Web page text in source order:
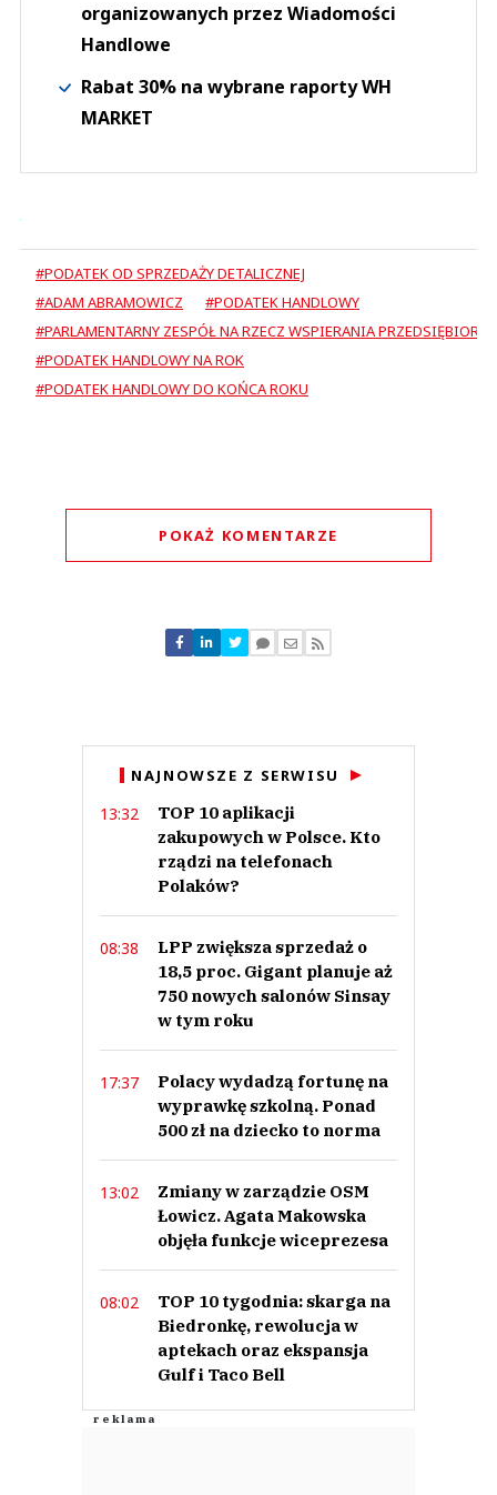
organizowanych przez Wiadomości
Handlowe
Rabat 30% na wybrane raporty WH
MARKET
#PODATEK OD SPRZEDAŻY DETALICZNEJ
#ADAM ABRAMOWICZ
#PODATEK HANDLOWY
#PARLAMENTARNY ZESPÓŁ NA RZECZ WSPIERANIA
#PODATEK HANDLOWY NA ROK
#PODATEK HANDLOWY DO KOŃCA ROKU
POKAŻ KOMENTARZE
Nie znaleziono komentarzy
Zostaw swoje komentarze
NAJNOWSZE Z SERWISU
13:32
TOP 10 aplikacji
zakupowych w Polsce. Kto
rządzi na telefonach
Polaków?
08:38
LPP zwiększa sprzedaż o
18,5 proc. Gigant planuje aż
750 nowych salonów Sinsay
w tym roku
17:37
Polacy wydadzą fortunę na
wyprawkę szkolną. Ponad
500 zł na dziecko to norma
13:02
Zmiany w zarządzie OSM
Łowicz. Agata Makowska
objęła funkcje wiceprezesa
08:02
TOP 10 tygodnia: skarga na
Biedronkę, rewolucja w
aptekach oraz ekspansja
Gulf i Taco Bell